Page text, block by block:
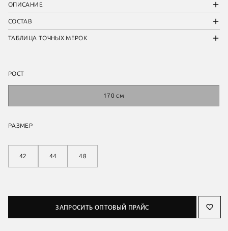
ОПИСАНИЕ
СОСТАВ
ТАБЛИЦА ТОЧНЫХ МЕРОК
РОСТ
170 см
РАЗМЕР
42 44 48
ЗАПРОСИТЬ ОПТОВЫЙ ПРАЙС